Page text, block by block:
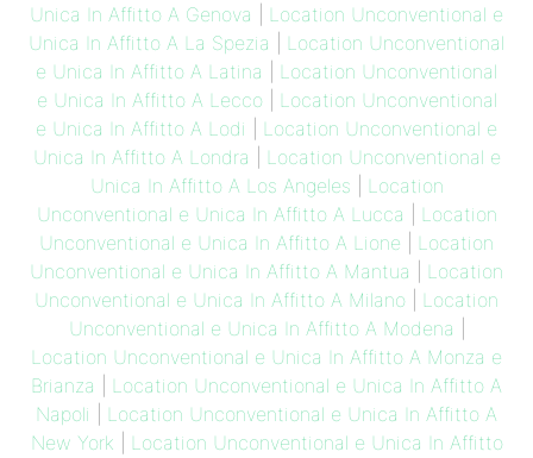
Unica In Affitto A Genova
Location Unconventional e
Unica In Affitto A La Spezia
Location Unconventional
e Unica In Affitto A Latina
Location Unconventional
e Unica In Affitto A Lecco| Location Unconventional
e Unica In Affitto A Lodi
Location Unconventional e
Unica In Affitto A Londra
Location Unconventional e
Unica In Affitto A Los Angeles
Location
Unconventional e Unica In Affitto A Lucca
Location
Unconventional e Unica In Affitto A Lione
Location
Unconventional e Unica In Affitto A Mantua
Location
Unconventional e Unica In Affitto A Milano
Location
Unconventional e Unica In Affitto A Modena
Location Unconventional e Unica In Affitto A Monza e
Brianza
Location Unconventional e Unica In Affitto A
Napoli
Location Unconventional e Unica In Affitto A
New York
Location Unconventional e Unica In Affitto